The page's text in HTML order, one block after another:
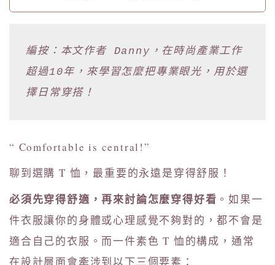
編按：本文作者 Danny，在時尚產業工作
超過10年，來學習怎麼把專業眼光，用於選
擇日常穿搭！
“ Comfortable is central!”
聊到選購 T 恤，最重要的永遠是穿得舒服！
必須先穿得舒適，再來討論怎麼穿得好看 。如果一
件衣服讓你的身體或心理感覺不夠對的，都不會是
適合自己的衣服。而一件素色 T 恤的構成，通常
在設計層面會牽涉到以下三個要素：